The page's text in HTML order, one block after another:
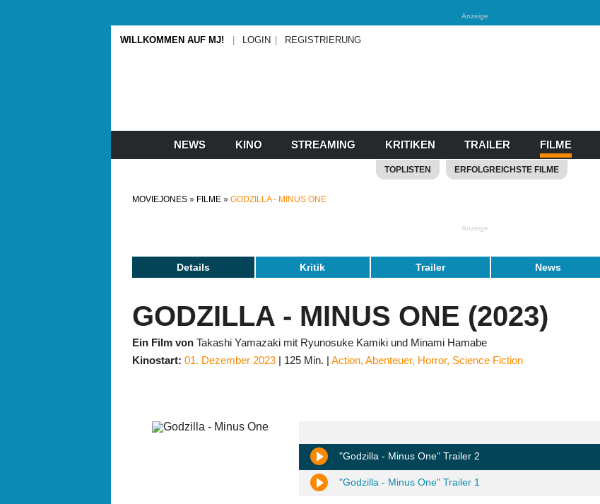
Anzeige
WILLKOMMEN AUF MJ! LOGIN REGISTRIERUNG
NEWS KINO STREAMING KRITIKEN TRAILER FILME
TOPLISTEN ERFOLGREICHSTE FILME
MOVIEJONES FILME GODZILLA - MINUS ONE
Anzeige
Details Kritik Trailer News
GODZILLA - MINUS ONE (2023)
Ein Film von Takashi Yamazaki mit Ryunosuke Kamiki und Minami Hamabe
Kinostart: 01. Dezember 2023 125 Min. Action, Abenteuer, Horror, Science Fiction
"Godzilla - Minus One" Trailer 2
"Godzilla - Minus One" Trailer 1